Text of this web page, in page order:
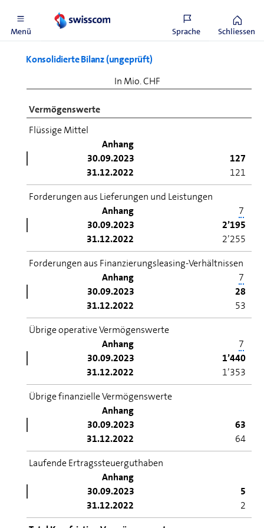
Menü Sprache Schliessen
Konsolidierte Bilanz (ungeprüft)
In Mio. CHF
Vermögenswerte
Flüssige Mittel
Anhang
30.09.2023
127
31.12.2022
121
Forderungen aus Lieferungen und Leistungen
Anhang
7
30.09.2023
2’195
31.12.2022
2’255
Forderungen aus Finanzierungsleasing-Verhältnissen
Anhang
7
30.09.2023
28
31.12.2022
53
Übrige operative Vermögenswerte
Anhang
7
30.09.2023
1’440
31.12.2022
1’353
Übrige finanzielle Vermögenswerte
Anhang
30.09.2023
63
31.12.2022
64
Laufende Ertragssteuerguthaben
Anhang
30.09.2023
5
31.12.2022
2